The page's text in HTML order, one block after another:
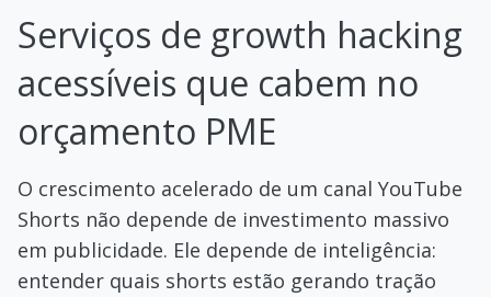
Serviços de growth hacking
acessíveis que cabem no
orçamento PME
O crescimento acelerado de um canal YouTube
Shorts não depende de investimento massivo
em publicidade. Ele depende de inteligência:
entender quais shorts estão gerando tração